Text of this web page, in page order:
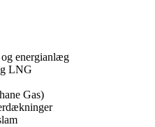
energianlæg
LNG
Gas)